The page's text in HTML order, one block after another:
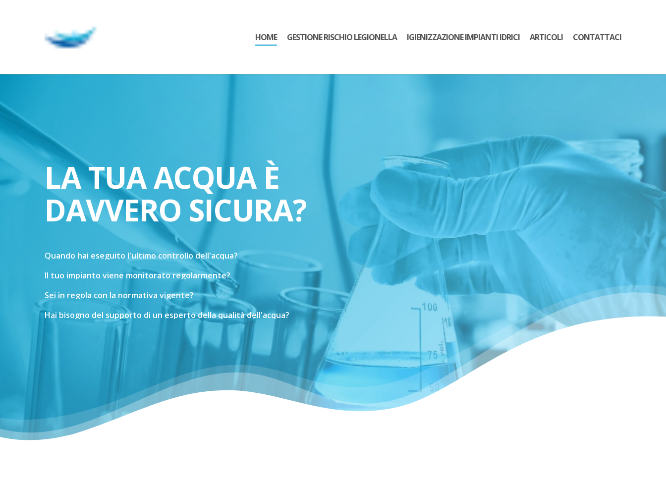
HOME GESTIONE RISCHIO LEGIONELLA IGIENIZZAZIONE IMPIANTI IDRICI ARTICOLI CONTATTACI
LA TUA ACQUA È
DAVVERO SICURA?
Quando hai eseguito l'ultimo controllo dell'acqua?
Il tuo impianto viene monitoratoregolarmente?
Sei in regola con la normativa vigente?
Hai bisogno del supporto di un espertodellaqualitàdell'acqua?